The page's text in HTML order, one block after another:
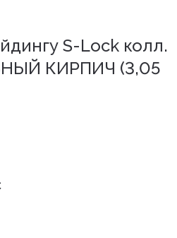
S-Lock колл.
КИРПИЧ (3,05